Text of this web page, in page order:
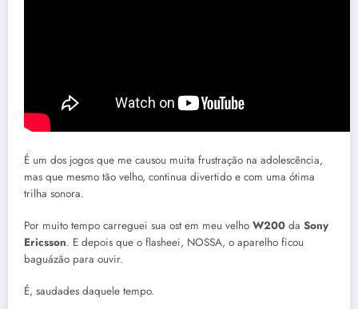
É um dos jogos que me causou muita frustração na adolescência,
mas que mesmo tão velho, continua divertido e com uma ótima
trilha sonora.
Por muito tempo carreguei sua ost em meu velho W200 da Sony
Ericsson. E depois que o flasheei, NOSSA, o aparelho ficou
baguázão para ouvir.
É, saudades daquele tempo.